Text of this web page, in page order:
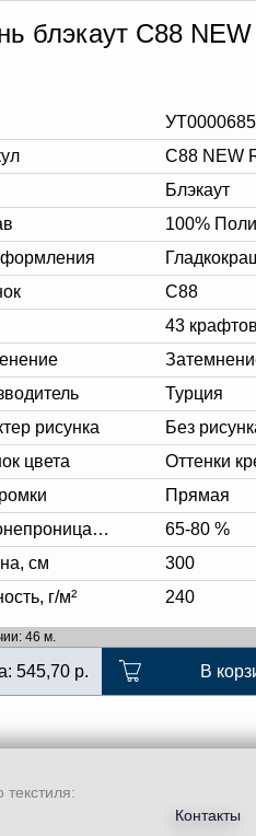
блэкаут C88
C88 NEW
Блэкаут
100%
С88
43
Турция
рисунка
Без
цвета
Оттенки
Прямая
Светонепроницаемость
65-80 %
см
300
г/м²
240
46 м.
545,70 р. В
Контакты